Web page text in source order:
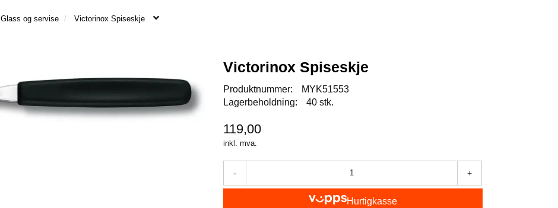
Glass og servise Victorinox Spiseskje
Victorinox Spiseskje
Produktnummer:
MYK51553
Lagerbeholdning:
40 stk.
119,00
inkl. mva.
- +
Hurtigkasse